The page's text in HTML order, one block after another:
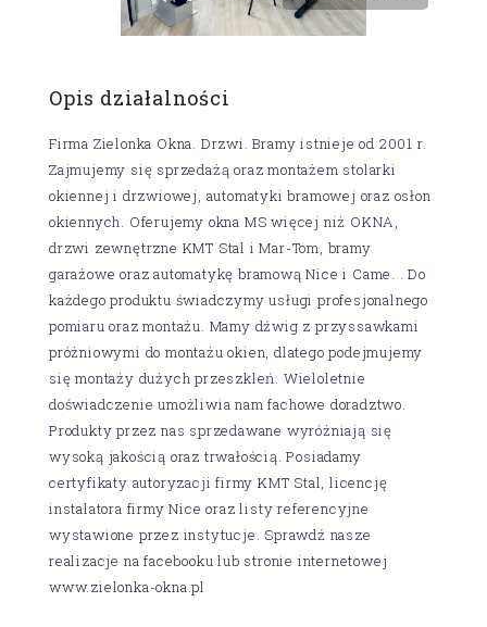
Opis działalności
Firma Zielonka Okna. Drzwi. Bramy istnieje od 2001 r.
Zajmujemy się sprzedażą oraz montażem stolarki
okiennej i drzwiowej, automatyki bramowej oraz osłon
okiennych. Oferujemy okna MS więcej niż OKNA,
drzwi zewnętrzne KMT Stal i Mar-Tom, bramy
garażowe oraz automatykę bramową Nice i Came. . Do
każdego produktu świadczymy usługi profesjonalnego
pomiaru oraz montażu. Mamy dźwig z przyssawkami
próżniowymi do montażu okien, dlatego podejmujemy
się montaży dużych przeszkleń. Wieloletnie
doświadczenie umożliwia nam fachowe doradztwo.
Produkty przez nas sprzedawane wyróżniają się
wysoką jakością oraz trwałością. Posiadamy
certyfikaty autoryzacji firmy KMT Stal, licencję
instalatora firmy Nice oraz listy referencyjne
wystawione przez instytucje. Sprawdź nasze
realizacje na facebooku lub stronie internetowej
www.zielonka-okna.pl